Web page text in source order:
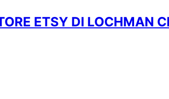
ETSY DI LOCHMAN